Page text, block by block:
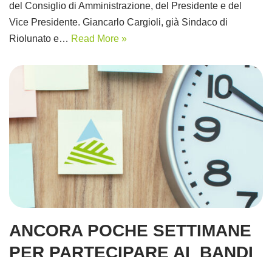
del Consiglio di Amministrazione, del Presidente e del
Vice Presidente. Giancarlo Cargioli, già Sindaco di
Riolunato e… Read More »
ANCORA POCHE SETTIMANE
PER PARTECIPARE AI BANDI